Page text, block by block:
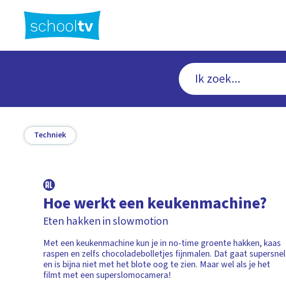
hoofdinhoud
Techniek
Hoe werkt een keukenmachine?
Eten hakken in slowmotion
Met een keukenmachine kun je in no-time groente hakken, kaas
raspen en zelfs chocoladebolletjes fijnmalen. Dat gaat supersnel
en is bijna niet met het blote oog te zien. Maar wel als je het
filmt met een superslomocamera!